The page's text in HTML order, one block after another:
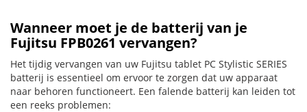
Wanneer moet je de batterij van je
Fujitsu FPB0261 vervangen?
Het tijdig vervangen van uw Fujitsu tablet PC Stylistic SERIES
batterij is essentieel om ervoor te zorgen dat uw apparaat
naar behoren functioneert. Een falende batterij kan leiden tot
een reeks problemen: